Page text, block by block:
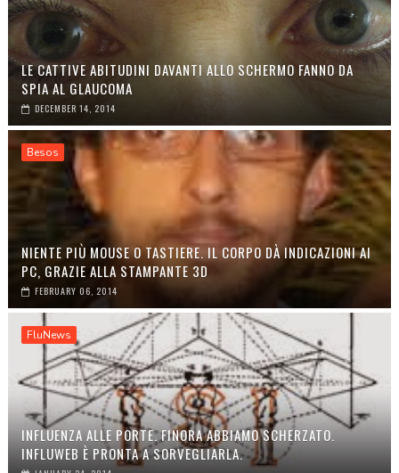
LE CATTIVE ABITUDINI DAVANTI ALLO SCHERMO FANNO DA
SPIA AL GLAUCOMA
DECEMBER 14, 2014
Besos
NIENTE PIÙ MOUSE O TASTIERE. IL CORPO DÀ INDICAZIONI AI
PC, GRAZIE ALLA STAMPANTE 3D
FEBRUARY 06, 2014
FluNews
INFLUENZA ALLE PORTE. FINORA ABBIAMO SCHERZATO.
INFLUWEB È PRONTA A SORVEGLIARLA.